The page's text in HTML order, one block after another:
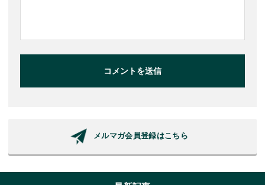
コメントを送信
メルマガ会員登録はこちら